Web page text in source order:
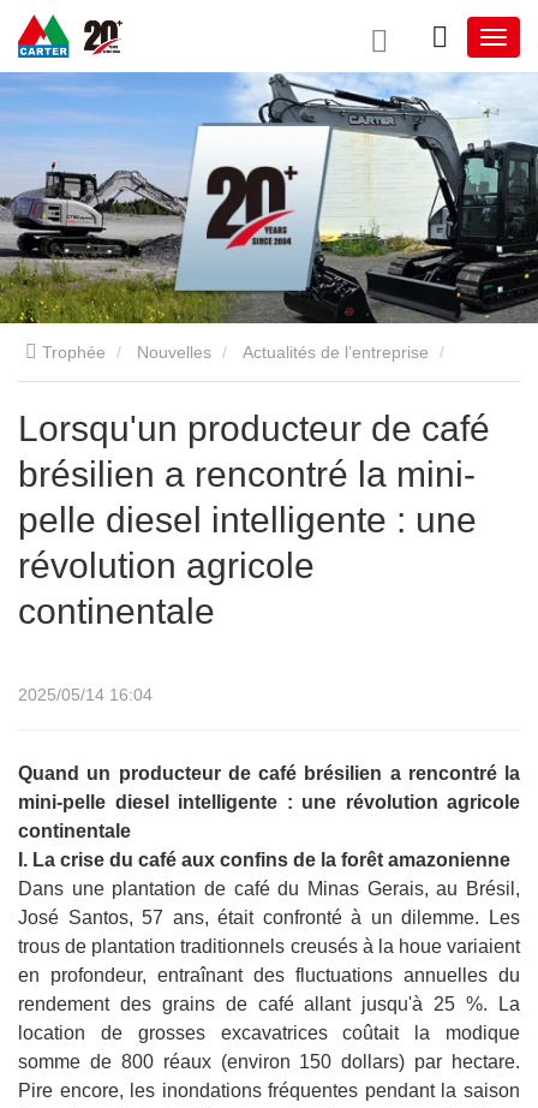
Trophée Nouvelles Actualités de l’entreprise
Lorsqu'un producteur de café brésilien a rencontré la mini-pelle
diesel intelligente : une révolution agricole continentale
Lorsqu'un producteur de café
brésilien a rencontré la mini-
pelle diesel intelligente : une
révolution agricole
continentale
2025/05/14 16:04
Quand un producteur de café brésilien a rencontré la
mini-pelle diesel intelligente : une révolution agricole
continentale
I. La crise du café aux confins de la forêt amazonienne
Dans une plantation de café du Minas Gerais, au Brésil,
José Santos, 57 ans, était confronté à un dilemme. Les
trous de plantation traditionnels creusés à la houe variaient
en profondeur, entraînant des fluctuations annuelles du
rendement des grains de café allant jusqu'à 25 %. La
location de grosses excavatrices coûtait la modique
somme de 800 réaux (environ 150 dollars) par hectare.
Pire encore, les inondations fréquentes pendant la saison